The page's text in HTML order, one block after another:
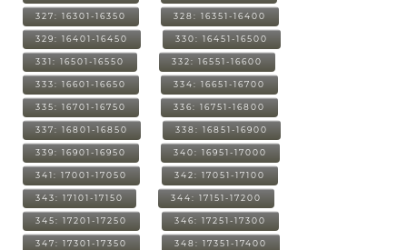
327: 16301-16350 328: 16351-16400
329: 16401-16450 330: 16451-16500
331: 16501-16550 332: 16551-16600
333: 16601-16650 334: 16651-16700
335: 16701-16750 336: 16751-16800
337: 16801-16850 338: 16851-16900
339: 16901-16950 340: 16951-17000
341: 17001-17050 342: 17051-17100
343: 17101-17150 344: 17151-17200
345: 17201-17250 346: 17251-17300
347: 17301-17350 348: 17351-17400